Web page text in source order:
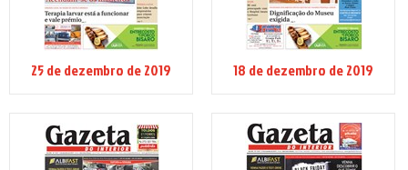
25 de dezembro de 2019 18 de dezembro de 2019